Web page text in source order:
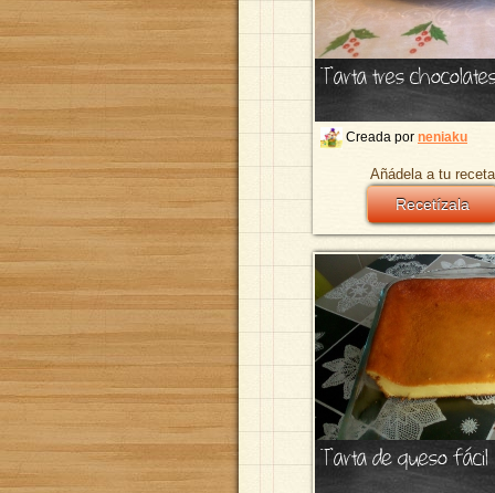
Tarta tres
Creada por neniaku
Añádela a tu
Recetízala
Tarta de queso fácil